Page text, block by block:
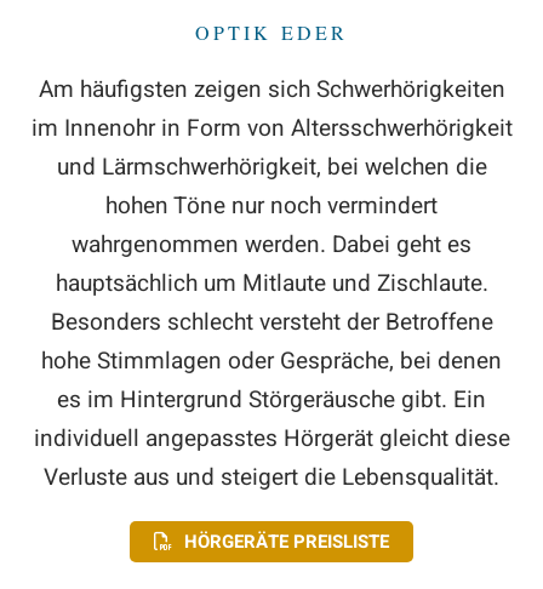
OPTIK EDER
Am häufigsten zeigen sich Schwerhörigkeiten
im Innenohr in Form von Altersschwerhörigkeit
und Lärmschwerhörigkeit, bei welchen die
hohen Töne nur noch vermindert
wahrgenommen werden. Dabei geht es
hauptsächlich um Mitlaute und Zischlaute.
Besonders schlecht versteht der Betroffene
hohe Stimmlagen oder Gespräche, bei denen
es im Hintergrund Störgeräusche gibt. Ein
individuell angepasstes Hörgerät gleicht diese
Verluste aus und steigert die Lebensqualität.
HÖRGERÄTE PREISLISTE